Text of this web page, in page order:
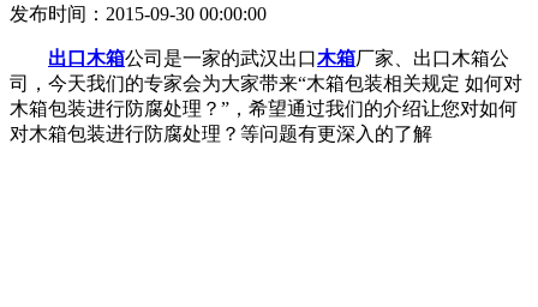
发布时间：2015-09-30 00:00:00
出口木箱公司是一家的武汉出口木箱厂家、出口木箱公
司，今天我们的专家会为大家带来“木箱包装相关规定 如何对
木箱包装进行防腐处理？”，希望通过我们的介绍让您对如何
对木箱包装进行防腐处理？等问题有更深入的了解